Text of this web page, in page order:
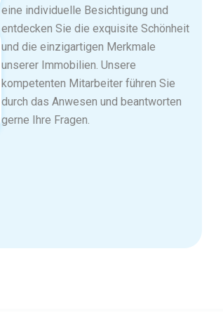
eine individuelle Besichtigung und
entdecken Sie die exquisite Schönheit
und die einzigartigen Merkmale
unserer Immobilien. Unsere
kompetenten Mitarbeiter führen Sie
durch das Anwesen und beantworten
gerne Ihre Fragen.